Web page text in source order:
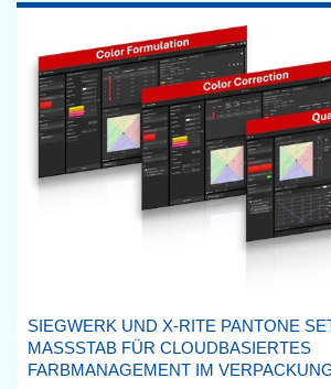
SIEGWERK UND X-RITE PANTONE
MASSSTAB FÜR CLOUDBASIERTES F
ARBMANAGEMENT IM